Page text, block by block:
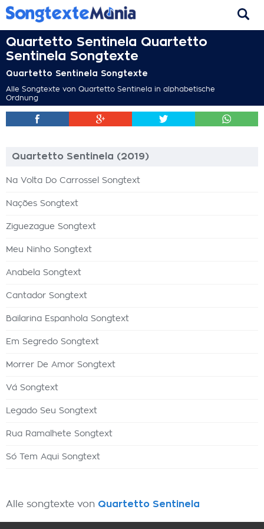
Quartetto Sentinela Quartetto
Sentinela Songtexte
Quartetto Sentinela Songtexte
Alle Songtexte von Quartetto Sentinela in alphabetische
Ordnung
Quartetto Sentinela (2019)
Na Volta Do Carrossel Songtext
Nações Songtext
Ziguezague Songtext
Meu Ninho Songtext
Anabela Songtext
Cantador Songtext
Bailarina Espanhola Songtext
Em Segredo Songtext
Morrer De Amor Songtext
Vá Songtext
Legado Seu Songtext
Rua Ramalhete Songtext
Só Tem Aqui Songtext
Alle songtexte von Quartetto Sentinela